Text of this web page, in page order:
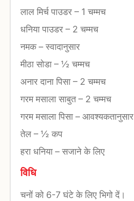
लाल मिर्च पाउडर – 1 चम्मच
धनिया पाउडर – 2 चम्मच
नमक–स्वादानुसार
मीठा सोडा– ½ चम्मच
अनार दाना पिसा– 2 चम्मच
गरम मसाला साबुत– 2 चम्मच
गरम मसाला पिसा– आवश्यकतानुसार
तेल – ½ कप
हरा धनिया–सजाने के लिए
विधि
चनों को 6-7 घंटे के लिए भिगो दें।